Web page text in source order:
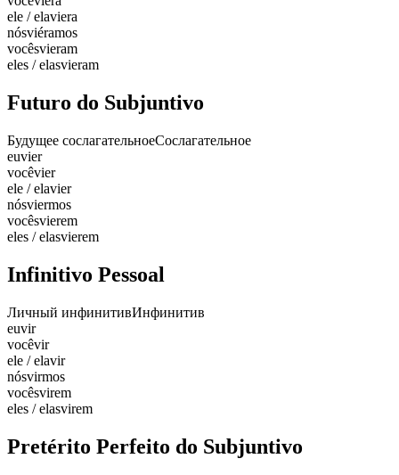
ele / elaviera
nósviéramos
vocêsvieram
eles / elasvieram
Futuro do Subjuntivo
Будущее сослагательноеСослагательное
euvier
vocêvier
ele / elavier
nósviermos
vocêsvierem
eles / elasvierem
Infinitivo Pessoal
Личный инфинитивИнфинитив
euvir
vocêvir
ele / elavir
nósvirmos
vocêsvirem
eles / elasvirem
Pretérito Perfeito do Subjuntivo